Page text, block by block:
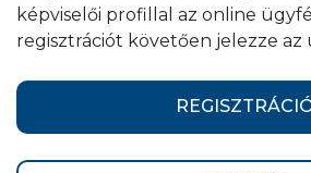
képviselői profillal az online
regisztrációt követően jelezze az